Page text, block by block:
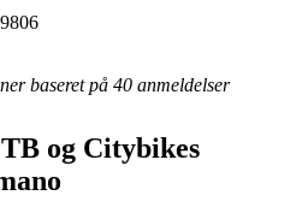
baseret på 40 anmeldelser
og Citybikes